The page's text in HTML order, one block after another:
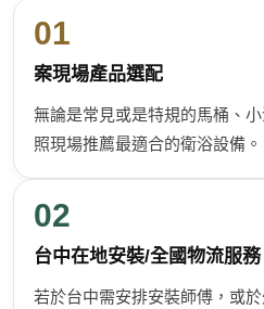
01
案現場產品選配
無論是常見或是特規的馬桶、
照現場推薦最適合的衛浴設備。
02
台中在地安裝/全國物流服務
若於台中需安排安裝師傅，或